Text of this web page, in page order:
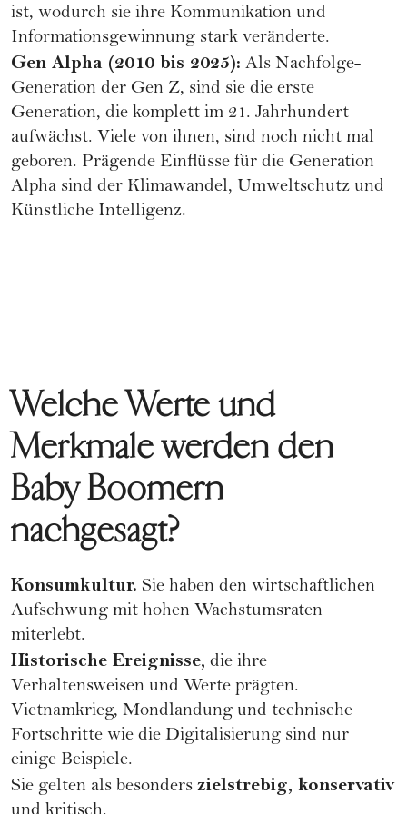
ist, wodurch sie ihre Kommunikation und
Informationsgewinnung stark veränderte.
Gen Alpha (2010 bis 2025): Als Nachfolge-
Generation der Gen Z, sind sie die erste
Generation, die komplett im 21. Jahrhundert
aufwächst. Viele von ihnen, sind noch nicht mal
geboren. Prägende Einflüsse für die Generation
Alpha sind der Klimawandel, Umweltschutz und
Künstliche Intelligenz.
Welche Werte und
Merkmale werden den
Baby Boomern
nachgesagt?
Konsumkultur. Sie haben den wirtschaftlichen
Aufschwung mit hohen Wachstumsraten
miterlebt.
Historische Ereignisse, die ihre
Verhaltensweisen und Werte prägten.
Vietnamkrieg, Mondlandung und technische
Fortschritte wie die Digitalisierung sind nur
einige Beispiele.
Sie gelten als besonders zielstrebig, konservativ